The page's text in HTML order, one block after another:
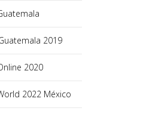
2019
2020
2022 México